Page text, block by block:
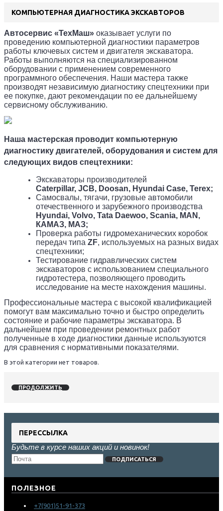
КОМПЬЮТЕРНАЯ ДИАГНОСТИКА ЭКСКАВТОРОВ
Автосервис «ТехМаш» оказывает услуги по
проведению компьютерной диагностики параметров
работы ключевых систем и двигателя экскаватора.
Работы выполняются на специализированном
оборудовании с применением современного
программного обеспечения. Наши мастера также
производят независимую диагностику спецтехники при
ее покупке, дают рекомендации по ее дальнейшему
сервисному обслуживанию.
Наша мастерская проводит компьютерную
диагностику двигателей, оборудования и систем для
следующих видов спецтехники:
Экскаваторы производителей
Caterpillar, JCB, Doosan, Hyundai Case, Terex;
Самосвалы, тягачи, грузовые автомобили
отечественного и зарубежного производства
Hyundai, Volvo, Tata Daewoo, Scania, MAN ,
КАМАЗ, МАЗ;
Проверка работы гидромеханических коробок
передач типа ZF, используемых на разных видах
спецтехники;
Тестирование гидравлических систем
экскаваторов с использованием специального
гидротестера, позволяющего проводить
исследование на месте нахождения машины.
Профессиональные мастера с высокой квалификацией
помогут вам максимально точно и быстро определить
состояние и рабочие параметры экскаватора. В
дальнейшем при проведении ремонтных работ
полученные в ходе диагностики данные используются
для сравнения с нормативными показателями.
В этой категории нет товаров.
ПРОДОЛЖИТЬ
ПЕРЕССЫЛКА
Будьте в курсе наших акций и новинок!
ПОДПИСАТЬСЯ
ПОЛЕЗНОЕ
+7(901)51-91-373